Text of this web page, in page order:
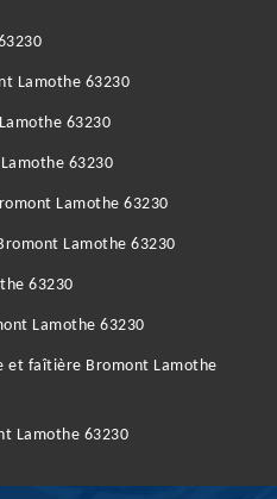
Lamothe 63230
63230
63230
Lamothe 63230
Lamothe 63230
63230
Lamothe 63230
et faîtière Bromont Lamothe
Lamothe 63230